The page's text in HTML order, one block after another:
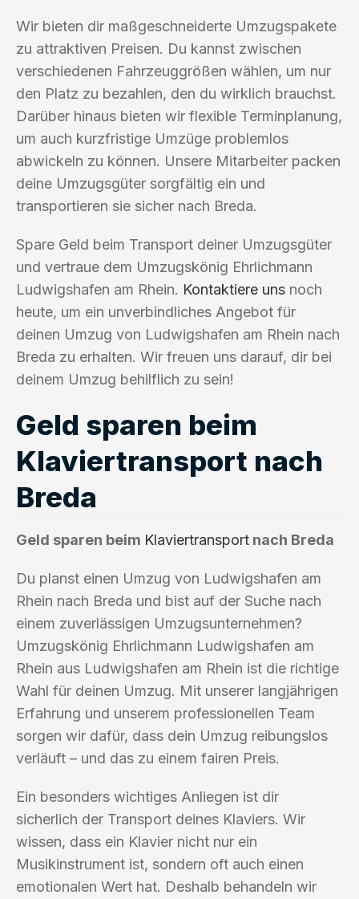
Wir bieten dir maßgeschneiderte Umzugspakete
zu attraktiven Preisen. Du kannst zwischen
verschiedenen Fahrzeuggrößen wählen, um nur
den Platz zu bezahlen, den du wirklich brauchst.
Darüber hinaus bieten wir flexible Terminplanung,
um auch kurzfristige Umzüge problemlos
abwickeln zu können. Unsere Mitarbeiter packen
deine Umzugsgüter sorgfältig ein und
transportieren sie sicher nach Breda.
Spare Geld beim Transport deiner Umzugsgüter
und vertraue dem Umzugskönig Ehrlichmann
Ludwigshafen am Rhein. Kontaktiere uns noch
heute, um ein unverbindliches Angebot für
deinen Umzug von Ludwigshafen am Rhein nach
Breda zu erhalten. Wir freuen uns darauf, dir bei
deinem Umzug behilflich zu sein!
Geld sparen beim
Klaviertransport nach
Breda
Geld sparen beim Klaviertransport nach Breda
Du planst einen Umzug von Ludwigshafen am
Rhein nach Breda und bist auf der Suche nach
einem zuverlässigen Umzugsunternehmen?
Umzugskönig Ehrlichmann Ludwigshafen am
Rhein aus Ludwigshafen am Rhein ist die richtige
Wahl für deinen Umzug. Mit unserer langjährigen
Erfahrung und unserem professionellen Team
sorgen wir dafür, dass dein Umzug reibungslos
verläuft – und das zu einem fairen Preis.
Ein besonders wichtiges Anliegen ist dir
sicherlich der Transport deines Klaviers. Wir
wissen, dass ein Klavier nicht nur ein
Musikinstrument ist, sondern oft auch einen
emotionalen Wert hat. Deshalb behandeln wir